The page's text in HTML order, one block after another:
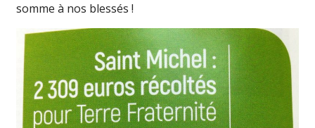
somme à nos blessés !